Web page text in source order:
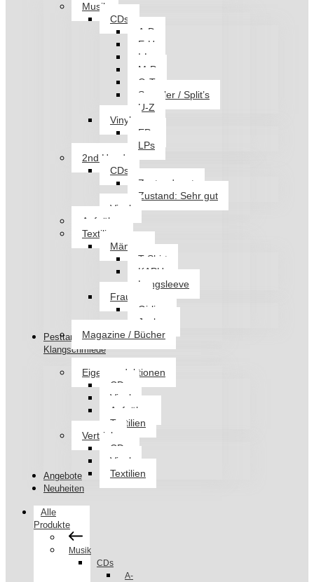
Musik
CDs
A-D
E-H
I-L
M-P
Q-T
Sampler / Split’s
U-Z
Vinyl
EPs
LPs
2nd Hand
CDs
Zustand: gut
Zustand: Sehr gut
Vinyl
Aufnäher
Textilien
Männer
T-Shirt
KAPU
Longsleeve
Frauen
Girlies
Jacken
Magazine / Bücher
Pesttanz
Klangschmiede
Eigenproduktionen
CDs
Vinyl
Aufnäher
Textilien
Vertrieb
CDs
Vinyl
Textilien
Angebote
Neuheiten
Alle
Produkte
Musik
CDs
A-